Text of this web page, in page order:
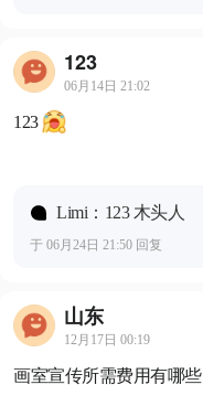
123
06月14日 21:02
123
Limi：123 木头人
于 06月24日 21:50 回复
山东
12月17日 00:19
画室宣传所需费用有哪些